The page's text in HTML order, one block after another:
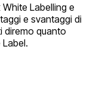
Labelling e
e svantaggi di
diremo quanto